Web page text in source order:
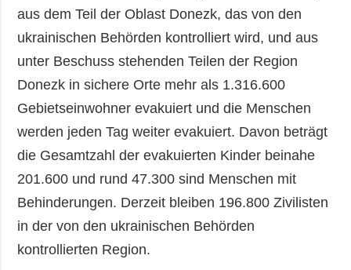
aus dem Teil der Oblast Donezk, das von den
ukrainischen Behörden kontrolliert wird, und aus
unter Beschuss stehenden Teilen der Region
Donezk in sichere Orte mehr als 1.316.600
Gebietseinwohner evakuiert und die Menschen
werden jeden Tag weiter evakuiert. Davon beträgt
die Gesamtzahl der evakuierten Kinder beinahe
201.600 und rund 47.300 sind Menschen mit
Behinderungen. Derzeit bleiben 196.800 Zivilisten
in der von den ukrainischen Behörden
kontrollierten Region.